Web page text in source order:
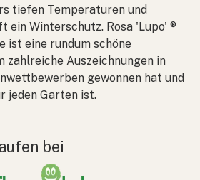
tiefen Temperaturen und
ein Winterschutz. Rosa 'Lupo' ®
ist eine rundum schöne
zahlreiche Auszeichnungen in
gewonnen hat und
jeden Garten ist.
bei